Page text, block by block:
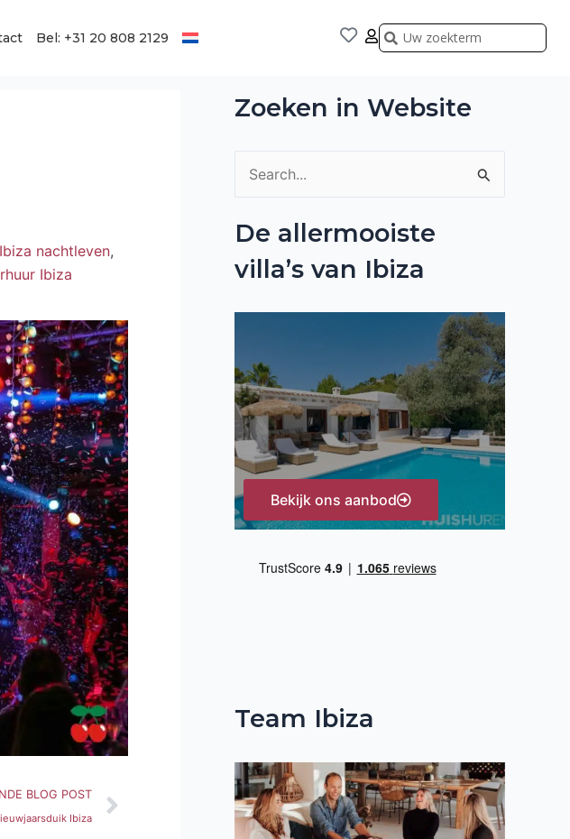
Bel: +31 20 808 2129 Zoeken
Zoeken
Ibiza nachtleven,
Ibiza
BLOG POST
Ibiza
Volgende
Zoeken in Website
e
k
r
:
De allermooiste
villa’s van Ibiza
Bekijk ons aanbod
Team Ibiza